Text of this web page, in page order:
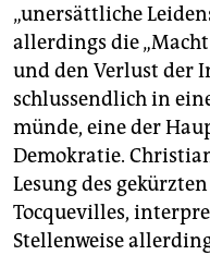
„unersättliche
allerdings die
und den Verlust der
schlussendlich in
münde, eine der
Demokratie.
Lesung des
Tocquevilles,
Stellenweise